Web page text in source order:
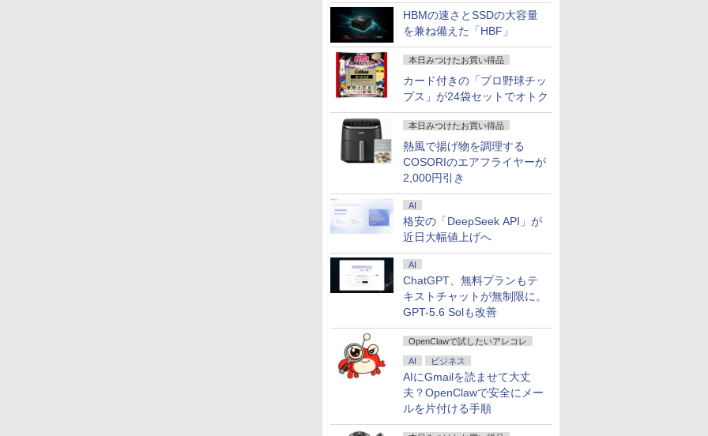
HBMの速さとSSDの大容量
を兼ね備えた「HBF」
本日みつけたお買い得品
カード付きの「プロ野球チッ
プス」が24袋セットでオトク
本日みつけたお買い得品
熱風で揚げ物を調理する
COSORIのエアフライヤーが
2,000円引き
AI
格安の「DeepSeek API」が
近日大幅値上げへ
AI
ChatGPT、無料プランもテ
キストチャットが無制限に。
GPT-5.6 Solも改善
OpenClawで試したいアレコレ
AI ビジネス
AIにGmailを読ませて大丈
夫？OpenClawで安全にメー
ルを片付ける手順